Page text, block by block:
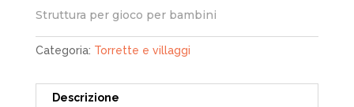
Struttura per gioco per bambini
Categoria: Torrette e villaggi
Descrizione